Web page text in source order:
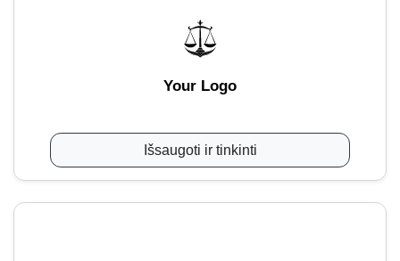
Your Logo
Išsaugoti ir tinkinti